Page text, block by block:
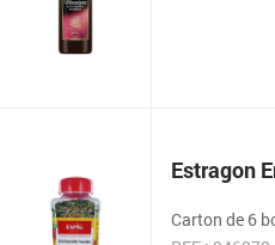
Estragon
Carton de 6